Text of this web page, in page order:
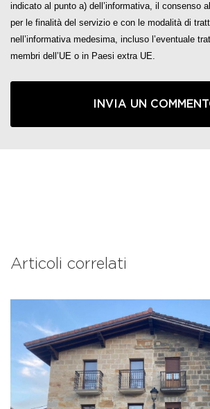
indicato al punto a) dell’informativa, il consenso
per le finalità del servizio e con le modalità di
nell’informativa medesima, incluso l’eventuale
membri dell’UE o in Paesi extra UE.
Articoli correlati